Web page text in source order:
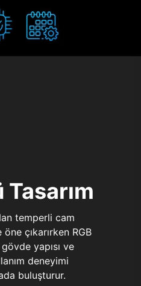
Tasarım
temperli cam
çıkarırken RGB
yapısı ve
deneyimi
buluşturur.